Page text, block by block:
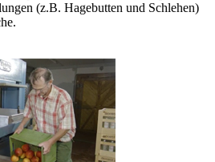
(z.B. Hagebutten und Schlehen)